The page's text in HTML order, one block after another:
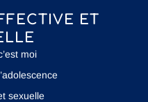
ET
moi
sexuelle